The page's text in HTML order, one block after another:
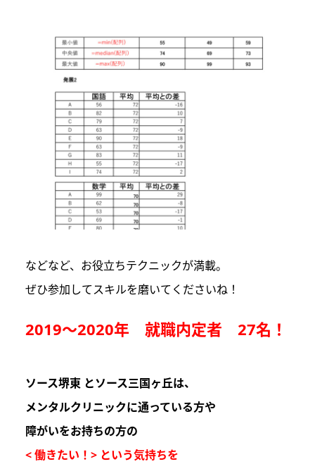
などなど、お役立ちテクニックが満載。
ぜひ参加してスキルを磨いてくださいね！
2019～2020年 就職内定者 27名！
ソース堺東 とソース三国ヶ丘は、
メンタルクリニックに通っている方や
障がいをお持ちの方の
< 働きたい！> という気持ちを